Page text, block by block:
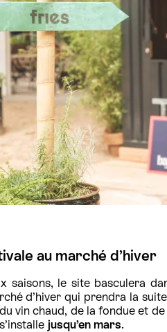
au marché d’hiver
saisons, le site basculera
d’hiver qui prendra la
vin chaud, de la fondue et
jusqu’en mars.